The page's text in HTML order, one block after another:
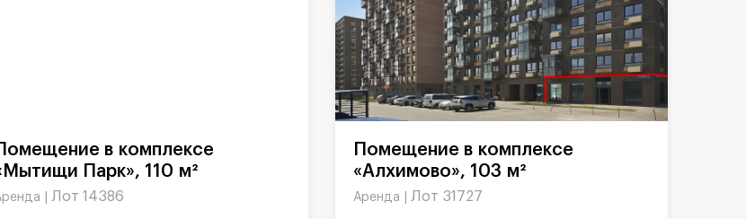
Парк», 110 м²
| Лот 14386
«Алхимово», 103 м²
Аренда | Лот 31727